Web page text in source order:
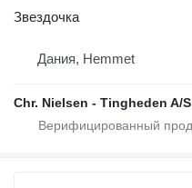
Звездочка
Дания, Hemmet
Chr. Nielsen - Tingheden A/S